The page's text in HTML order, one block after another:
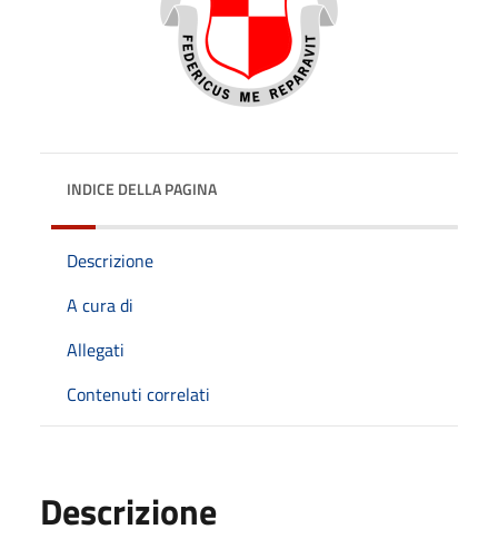
INDICE DELLA PAGINA
Descrizione
A cura di
Allegati
Contenuti correlati
Descrizione